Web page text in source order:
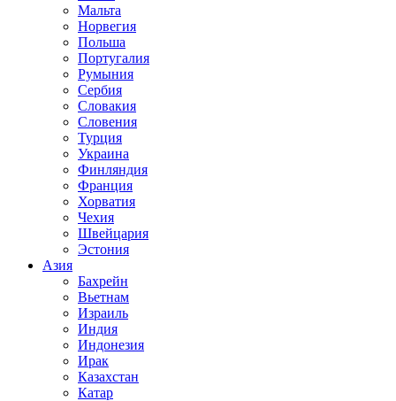
Мальта
Норвегия
Польша
Португалия
Румыния
Сербия
Словакия
Словения
Турция
Украина
Финляндия
Франция
Хорватия
Чехия
Швейцария
Эстония
Азия
Бахрейн
Вьетнам
Израиль
Индия
Индонезия
Ирак
Казахстан
Катар